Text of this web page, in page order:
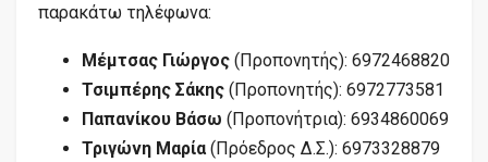
παρακάτω τηλέφωνα:
Μέμτσας Γιώργος (Προπονητής): 6972468820
Τσιμπέρης Σάκης (Προπονητής): 6972773581
Παπανίκου Βάσω (Προπονήτρια): 6934860069
Τριγώνη Μαρία (Πρόεδρος Δ.Σ.): 6973328879